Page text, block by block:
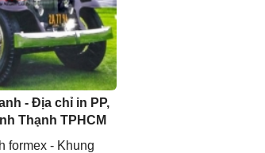
- Địa chỉ in PP,
Thạnh TPHCM
formex - Khung